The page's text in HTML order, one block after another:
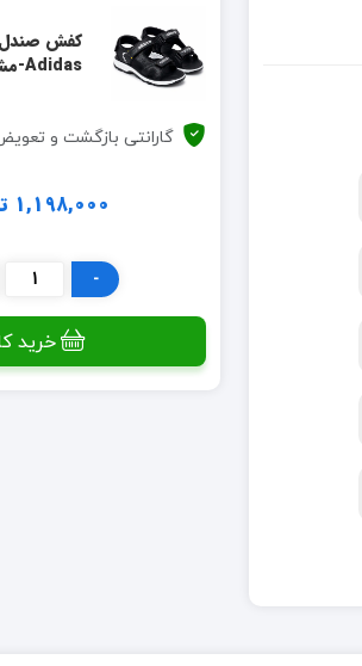
کفش صندل
Adidas-مشکی
گارانتی بازگشت و تعویض کالا
1,198,000 تومان
-
خرید